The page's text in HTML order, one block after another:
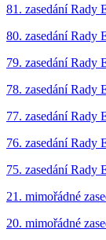
8‍1. zasedání Rady
80. zasedání Rady
79. zasedání Rady
78. zasedání Rady
77. zasedání Rady
76. zasedání Rady
75. zasedání Rady
21. mimořádné
20. mimořádné